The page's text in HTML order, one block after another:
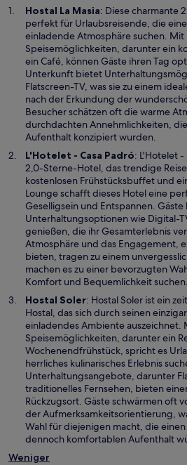
Hostal La MasiaW
i
r
d
i
n
e
i
n
e
m
n
e
u
e
n
F
e
n
s
t
e
r
g
e
ö
f
f
n
e
t
: Diese charmante
perfekt für Urlaubsreisende, die
einladende Atmosphäre suchen. Mit
Speisemöglichkeiten, darunter ein
ein Café, können Gäste ihren Tag
Unterkunft bietet
Flatscreen-TV, was sie zu einem
nach der Erkundung der
Besucher schätzen oft die warme
durchdachten Annehmlichkeiten,
Aufenthalt konzipiert wurden.
L'Hotelet - Casa PadróW
i
r
d
i
n
e
i
n
e
m
e
u
e
n
F
e
n
s
t
e
r
g
: L'Hotelet -
2,0-Sterne-Hotel, das trendige
kostenlosen Frühstücksbuffet und
Lounge schafft dieses Hotel eine
Geselligsein und Entspannen. Gäste
Unterhaltungsoptionen wie Digital-
genießen, die ihr Gesamterlebnis
Atmosphäre und das Engagement,
bieten, tragen zu einem
machen es zu einer bevorzugten
Komfort und Bequemlichkeit suchen.
Hostal SolerW
i
r
d
i
n
e
i
n
e
m
n
: Hostal Soler ist ein
Hostal, das sich durch seinen
einladendes Ambiente auszeichnet.
Speisemöglichkeiten, darunter ein
Wochenendfrühstück, spricht es
herrliches kulinarisches Erlebnis
Unterhaltungsangebote, darunter
traditionelles Fernsehen, bieten
Rückzugsort. Gäste schwärmen oft
der Aufmerksamkeitsorientierung,
Wahl für diejenigen macht, die
dennoch komfortablen Aufenthalt
Weniger